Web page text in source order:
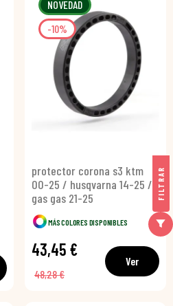
FILTRAR
NOVEDAD
-10%
protector corona s3 ktm
00-25 / husqvarna 14-25 /
gas gas 21-25
MÁS COLORES DISPONIBLES
43,45 €
48,28 €
Ver